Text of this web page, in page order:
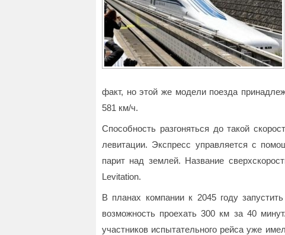
факт, но этой же модели поезда
581 км/ч.
Способность разгоняться до такой
левитации. Экспресс управляется с
парит над землей. Название
Levitation.
В планах компании к 2045 году
возможность проехать 300 км за 40
участников испытательного рейса уже